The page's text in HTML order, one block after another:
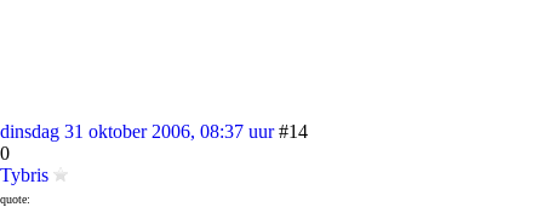
dinsdag 31 oktober 2006, 08:37 uur #14
0
Tybris
quote: